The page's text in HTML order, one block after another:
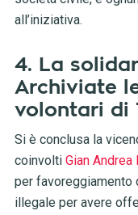
all’iniziativa.
4. La
Archiviate
volontari di
Si è conclusa la
coinvolti Gian Andrea
per favoreggiamento
illegale per avere